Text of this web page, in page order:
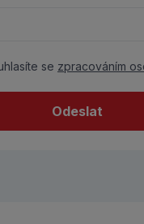
se zpracováním
Odeslat